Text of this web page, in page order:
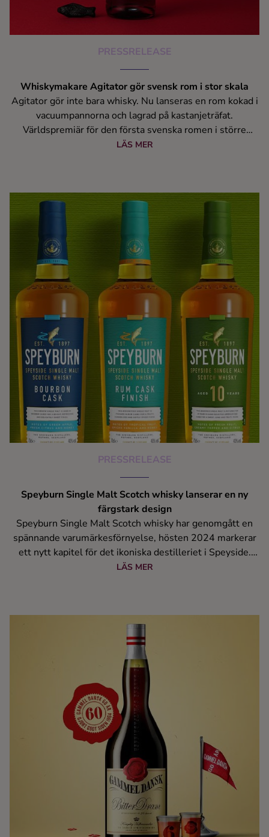
PRESSRELEASE
Whiskymakare Agitator gör svensk rom i stor skala
Agitator gör inte bara whisky. Nu lanseras en rom kokad i
vacuumpannorna och lagrad på kastanjeträfat.
Världspremiär för den första svenska romen i större
skala.
LÄS MER
PRESSRELEASE
Speyburn Single Malt Scotch whisky lanserar en ny
färgstark design
Speyburn Single Malt Scotch whisky har genomgått en
spännande varumärkesförnyelse, hösten 2024 markerar
ett nytt kapitel för det ikoniska destilleriet i Speyside.
Den nya kollektionen omfattar både en helt ny whisky:
uppdatering får Speyburns kollektion en ny energi,
komplett med en distinkt och färgstark design på
förpackningarna. Den nya designen kommer ut i
Systembolagets butiker rullande under hösten.
LÄS MER